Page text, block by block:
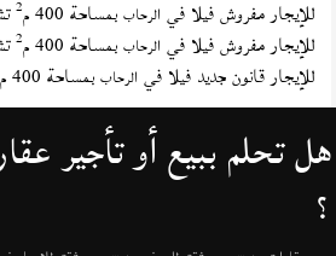
للإيجار مفروش فيلا في الرحاب بمساحة 400 م 2
للإيجار مفروش فيلا في الرحاب بمساحة 400 م 2
للإيجار قانون جديد فيلا في الرحاب بمساحة 400 م
هل تحلم ببيع أو تأجير
؟